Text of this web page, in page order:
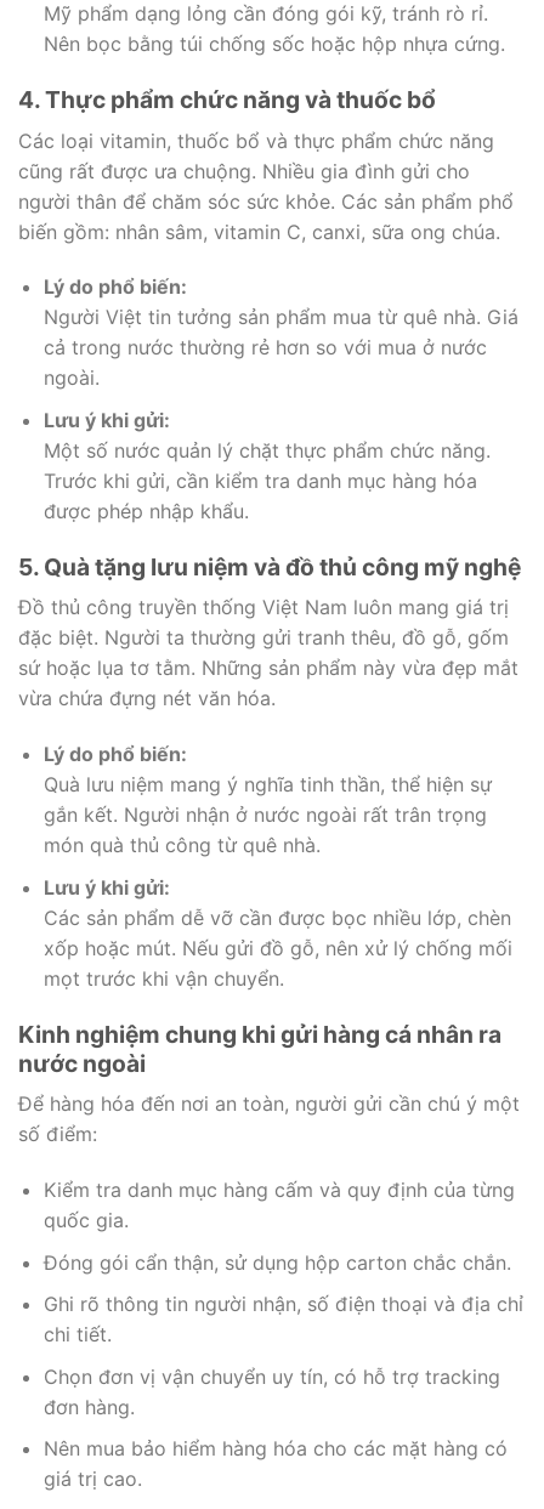
Mỹ phẩm dạng lỏng cần đóng gói kỹ, tránh rò rỉ.
Nên bọc bằng túi chống sốc hoặc hộp nhựa cứng.
4. Thực phẩm chức năng và thuốc bổ
Các loại vitamin, thuốc bổ và thực phẩm chức năng
cũng rất được ưa chuộng. Nhiều gia đình gửi cho
người thân để chăm sóc sức khỏe. Các sản phẩm phổ
biến gồm: nhân sâm, vitamin C, canxi, sữa ong chúa.
Lý do phổ biến:
Người Việt tin tưởng sản phẩm mua từ quê nhà. Giá
cả trong nước thường rẻ hơn so với mua ở nước
ngoài.
Lưu ý khi gửi:
Một số nước quản lý chặt thực phẩm chức năng.
Trước khi gửi, cần kiểm tra danh mục hàng hóa
được phép nhập khẩu.
5. Quà tặng lưu niệm và đồ thủ công mỹ nghệ
Đồ thủ công truyền thống Việt Nam luôn mang giá trị
đặc biệt. Người ta thường gửi tranh thêu, đồ gỗ, gốm
sứ hoặc lụa tơ tằm. Những sản phẩm này vừa đẹp mắt
vừa chứa đựng nét văn hóa.
Lý do phổ biến:
Quà lưu niệm mang ý nghĩa tinh thần, thể hiện sự
gắn kết. Người nhận ở nước ngoài rất trân trọng
món quà thủ công từ quê nhà.
Lưu ý khi gửi:
Các sản phẩm dễ vỡ cần được bọc nhiều lớp, chèn
xốp hoặc mút. Nếu gửi đồ gỗ, nên xử lý chống mối
mọt trước khi vận chuyển.
Kinh nghiệm chung khi gửi hàng cá nhân ra
nước ngoài
Để hàng hóa đến nơi an toàn, người gửi cần chú ý một
số điểm:
Kiểm tra danh mục hàng cấm và quy định của từng
quốc gia.
Đóng gói cẩn thận, sử dụng hộp carton chắc chắn.
Ghi rõ thông tin người nhận, số điện thoại và địa chỉ
chi tiết.
Chọn đơn vị vận chuyển uy tín, có hỗ trợ tracking
đơn hàng.
Nên mua bảo hiểm hàng hóa cho các mặt hàng có
giá trị cao.